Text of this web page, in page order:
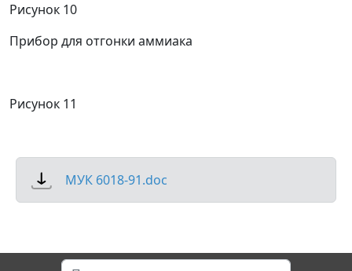
Рисунок 10
Прибор для отгонки аммиака
Рисунок 11
МУК 6018-91.doc